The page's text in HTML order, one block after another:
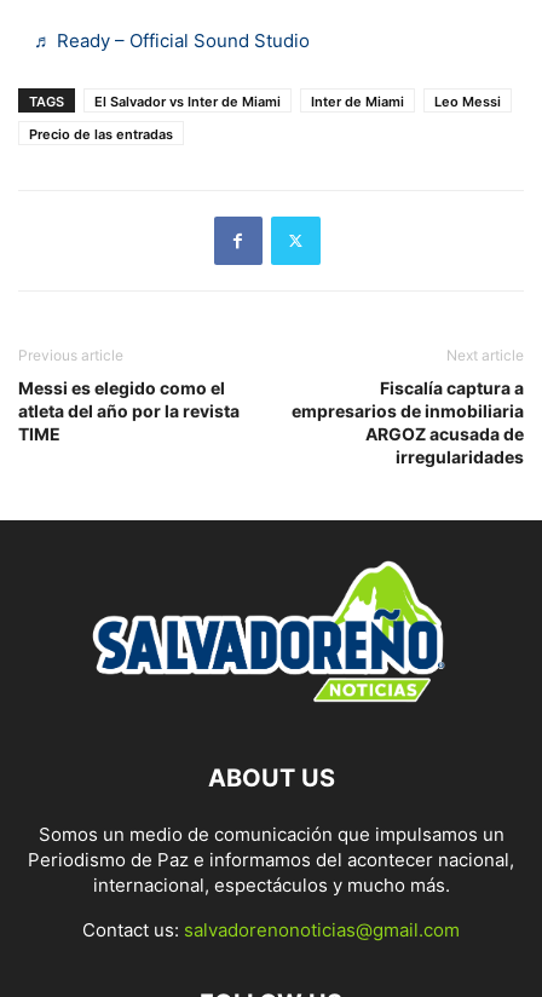
♬ Ready – Official Sound Studio
TAGS El Salvador vs Inter de Miami Inter de Miami
Leo Messi
Precio de las entradas
Previous article
Messi es elegido como el
atleta del año por la revista
TIME
Next article
Fiscalía captura a
empresarios de inmobiliaria
ARGOZ acusada de
irregularidades
ABOUT US
Somos un medio de comunicación que impulsamos un
Periodismo de Paz e informamos del acontecer nacional,
internacional, espectáculos y mucho más.
Contact us: salvadorenonoticias@gmail.com